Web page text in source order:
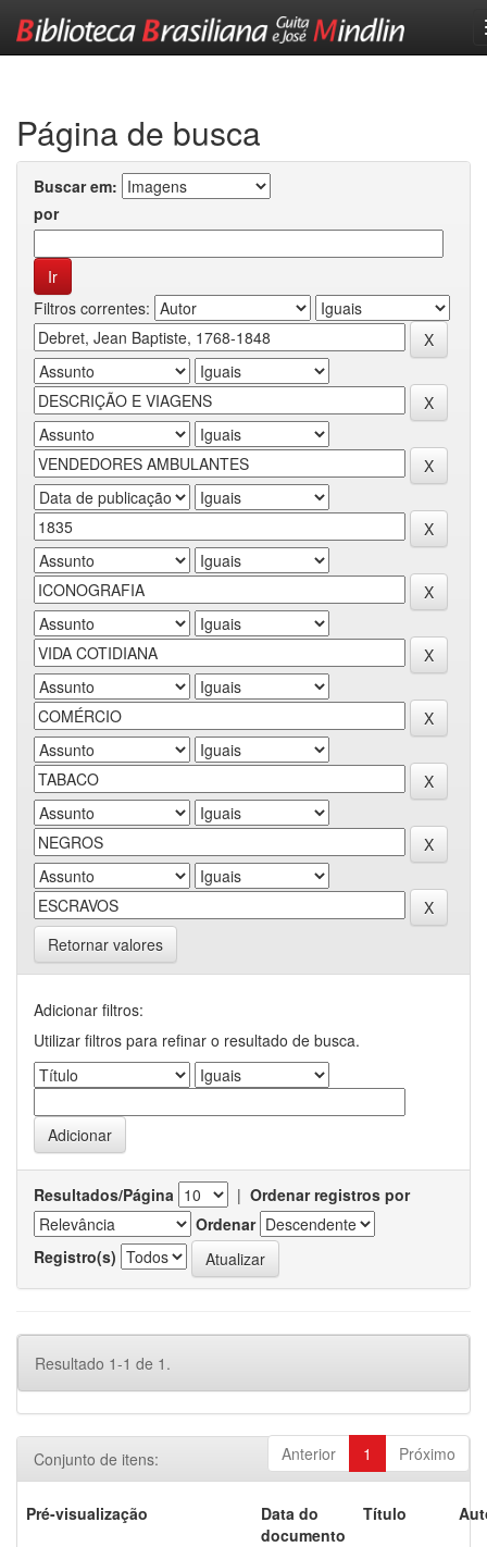
Página de busca
Buscar em:
por
Filtros correntes:
Retornar valores
Adicionar filtros:
Utilizar filtros para refinar o resultado de busca.
Resultados/Página | Ordenar registros por
Ordenar
Registro(s)
Resultado 1-1 de 1.
Anterior 1 Próximo
Conjunto de itens:
Pré-visualização
Data do
documento
Título